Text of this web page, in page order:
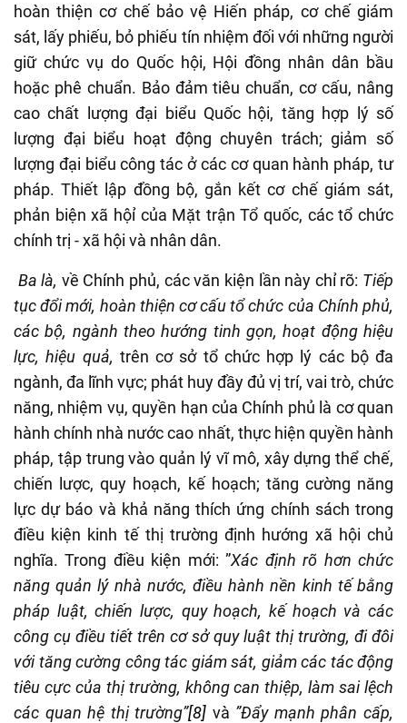
hoàn thiện cơ chế bảo vệ Hiến pháp, cơ chế giám
sát, lấy phiếu, bỏ phiếu tín nhiệm đối với những người
giữ chức vụ do Quốc hội, Hội đồng nhân dân bầu
hoặc phê chuẩn. Bảo đảm tiêu chuẩn, cơ cấu, nâng
cao chất lượng đại biểu Quốc hội, tăng hợp lý số
lượng đại biểu hoạt động chuyên trách; giảm số
lượng đại biểu công tác ở các cơ quan hành pháp, tư
pháp. Thiết lập đồng bộ, gắn kết cơ chế giám sát,
phản biện xã hộỉ của Mặt trận Tổ quốc, các tổ chức
chính trị - xã hội và nhân dân.
Ba là, về Chính phủ, các văn kiện lần này chỉ rõ: Tiếp
tục đổi mới, hoàn thiện cơ cấu tổ chức của Chính phủ,
các bộ, ngành theo hướng tinh gọn, hoạt động hiệu
lực, hiệu quả, trên cơ sở tổ chức hợp lý các bộ đa
ngành, đa lĩnh vực; phát huy đầy đủ vị trí, vai trò, chức
năng, nhiệm vụ, quyền hạn của Chính phủ là cơ quan
hành chính nhà nước cao nhất, thực hiện quyền hành
pháp, tập trung vào quản lý vĩ mô, xây dựng thể chế,
chiến lược, quy hoạch, kế hoạch; tăng cường năng
lực dự báo và khả năng thích ứng chính sách trong
điều kiện kinh tế thị trường định hướng xã hội chủ
nghĩa. Trong điều kiện mới: ”Xác định rõ hơn chức
năng quản lý nhà nước, điều hành nền kinh tế bằng
pháp luật, chiến lược, quy hoạch, kế hoạch và các
công cụ điều tiết trên cơ sở quy luật thị trường, đi đôi
với tăng cường công tác giám sát, giảm các tác động
tiêu cực của thị trường, không can thiệp, làm sai lệch
các quan hệ thị trường”[8] và ”Đẩy mạnh phân cấp,